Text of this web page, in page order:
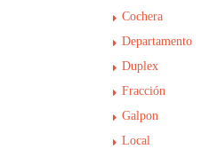
Cochera
Departamento
Duplex
Fracción
Galpon
Local